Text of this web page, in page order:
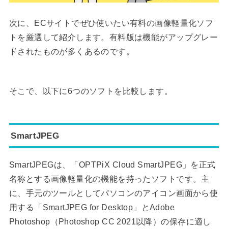
次に、ECサイトでぜひ使いたい有料の画像軽量化ソフ
トを厳選して紹介します。有料版は機能がアップグレー
ドされたものが多くあるのです。
そこで、以下に6つのソフトを比較します。
SmartJPEG
SmartJPEGは、「OPTPiX Cloud SmartJPEG」を正式
名称とする画像軽量化の機能を持ったソフトです。主
に、手元のツールとしてパソコンのアイコン画面から使
用する「SmartJPEG for Desktop」とAdobe
Photoshop（Photoshop CC 2021以降）の保存に適し